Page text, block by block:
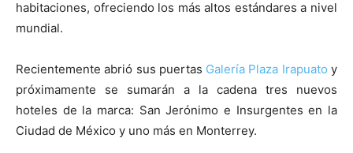
habitaciones, ofreciendo los más altos estándares a nivel
mundial.
Recientemente abrió sus puertas Galería Plaza Irapuato y
próximamente se sumarán a la cadena tres nuevos
hoteles de la marca: San Jerónimo e Insurgentes en la
Ciudad de México y uno más en Monterrey.